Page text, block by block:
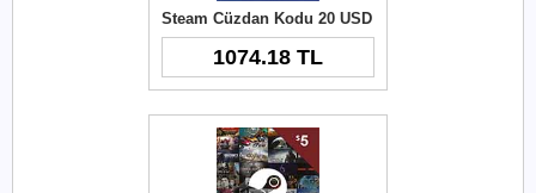
Steam Cüzdan Kodu 20 USD
1074.18 TL